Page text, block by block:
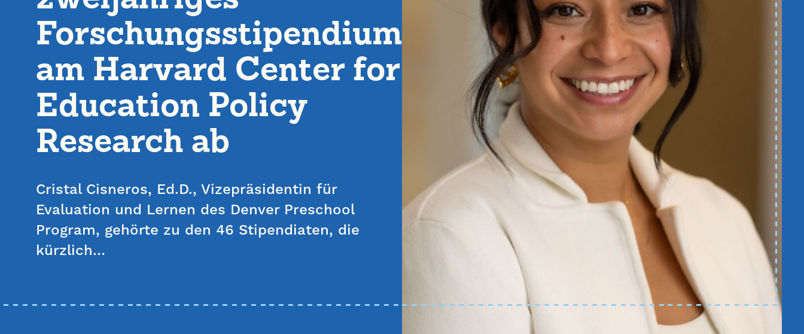
Forschungsstipendium
am Harvard Center for
Education Policy
Research ab
Cristal Cisneros, Ed.D., Vizepräsidentin für
Evaluation und Lernen des Denver Preschool
Program, gehörte zu den 46 Stipendiaten, die
kürzlich…